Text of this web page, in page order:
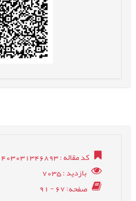
کد مقاله: 1403031346893
بازدید: 7035
صفحه: 67 - 91